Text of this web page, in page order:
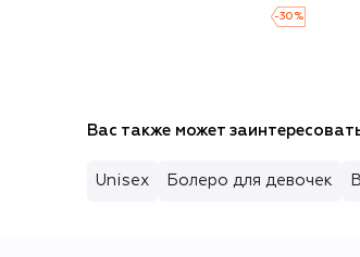
-30 %
Вас также может
Unisex Болеро для девочек